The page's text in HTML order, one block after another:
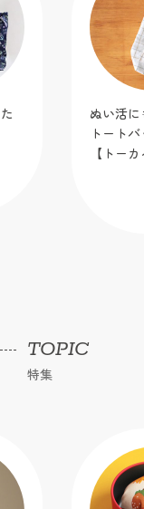
ぬい活
トート
【トー
TOPIC
特集